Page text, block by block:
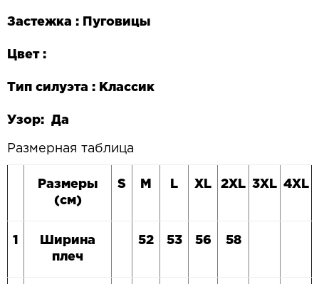
Застежка : Пуговицы
Цвет :
Тип силуэта : Классик
Узор: Да
Размерная таблица
Размеры
(см)
S M L XL 2XL 3XL 4XL
1
Ширина
плеч
52 53 56 58